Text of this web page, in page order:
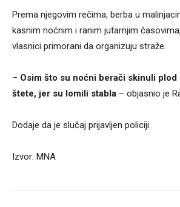
Prema njegovim rečima, berba u
kasnim noćnim i ranim jutarnjim
vlasnici primorani da organizuju straže.
– Osim što su noćni berači skinuli
štete, jer su lomili stabla – objasnio je
Dodaje da je slučaj prijavljen policiji.
Izvor: MNA